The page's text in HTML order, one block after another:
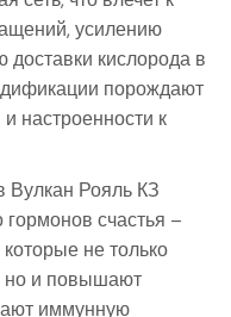
усилению
доставки кислорода в
порождают
настроенности к
Вулкан Рояль КЗ
счастья –
не только
но и повышают
иммунную